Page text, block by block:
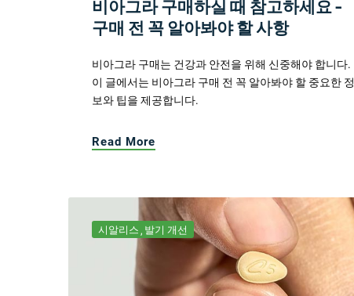
비아그라 구매하실 때 참고하세요 -
구매 전 꼭 알아봐야 할 사항
비아그라 구매는 건강과 안전을 위해 신중해야 합니다.
이 글에서는 비아그라 구매 전 꼭 알아봐야 할 중요한 정
보와 팁을 제공합니다.
Read More
시알리스 발기 개선